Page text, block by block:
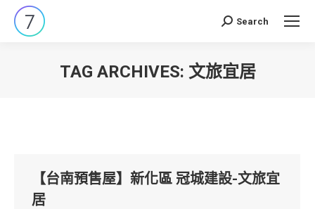
Search:
Search
TAG ARCHIVES: 文旅宜居
【台南預售屋】新化區 冠城建設-文旅宜
居